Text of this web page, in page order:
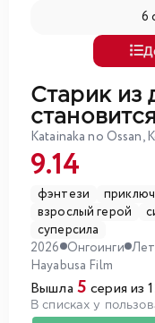
6
Старик из
Katainaka no Ossan,
9.14
фэнтези
взрослый герой
суперсила
2026 Онгоинги
Hayabusa Film
Вышла 5 серия из
В списках у